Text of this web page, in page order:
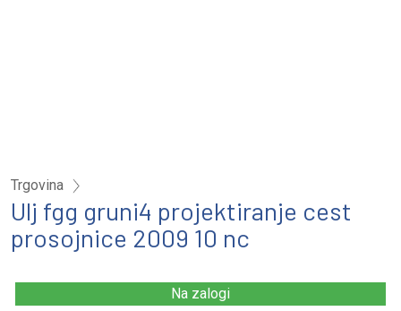
Trgovina
Ulj fgg gruni4 projektiranje cest
prosojnice 2009 10 nc
Na zalogi